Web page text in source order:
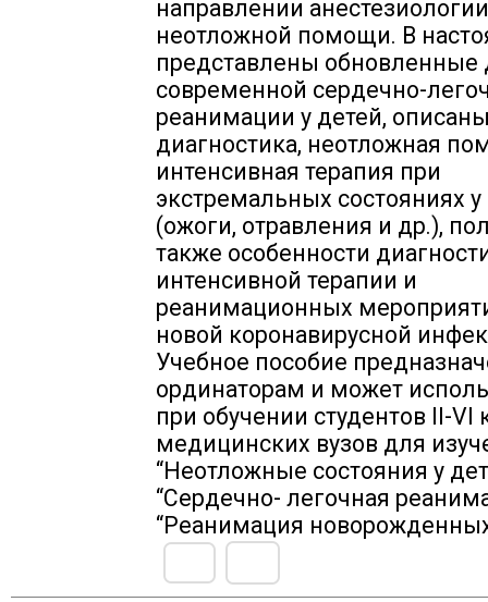
направлении
неотложной помощи. В
представлены обновленные
современной сердечно-
реанимации у детей,
диагностика, неотложная
интенсивная терапия при
экстремальных состояниях у
(ожоги, отравления и др.),
также особенности
интенсивной терапии и
реанимационных
новой коронавирусной
Учебное пособие
ординаторам и может
при обучении студентов II-VI
медицинских вузов для
“Неотложные состояния у
“Сердечно- легочная
“Реанимация